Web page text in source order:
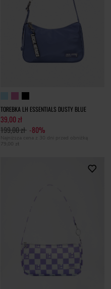
TOREBKA LH ESSENTIALS DUSTY BLUE
39,00 zł
199,00 zł -80%
Najniższa cena z 30 dni przed obniżką
79,00 zł